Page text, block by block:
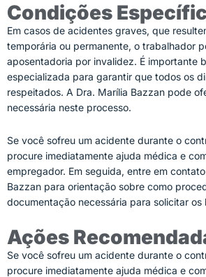
Condições
Em casos de acidentes graves, que
temporária ou permanente, o trabalhador
aposentadoria por invalidez. É importante
especializada para garantir que todos os
respeitados. A Dra. Marília Bazzan pode
necessária neste processo.
Se você sofreu um acidente durante o
procure imediatamente ajuda médica e
empregador. Em seguida, entre em
Bazzan para orientação sobre como
documentação necessária para solicitar os
Ações
Se você sofreu um acidente durante o
procure imediatamente ajuda médica e